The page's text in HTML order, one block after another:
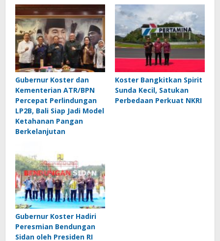
Gubernur Koster dan
Kementerian ATR/BPN
Percepat Perlindungan
LP2B, Bali Siap Jadi Model
Ketahanan Pangan
Berkelanjutan
Koster Bangkitkan Spirit
Sunda Kecil, Satukan
Perbedaan Perkuat NKRI
Gubernur Koster Hadiri
Peresmian Bendungan
Sidan oleh Presiden RI